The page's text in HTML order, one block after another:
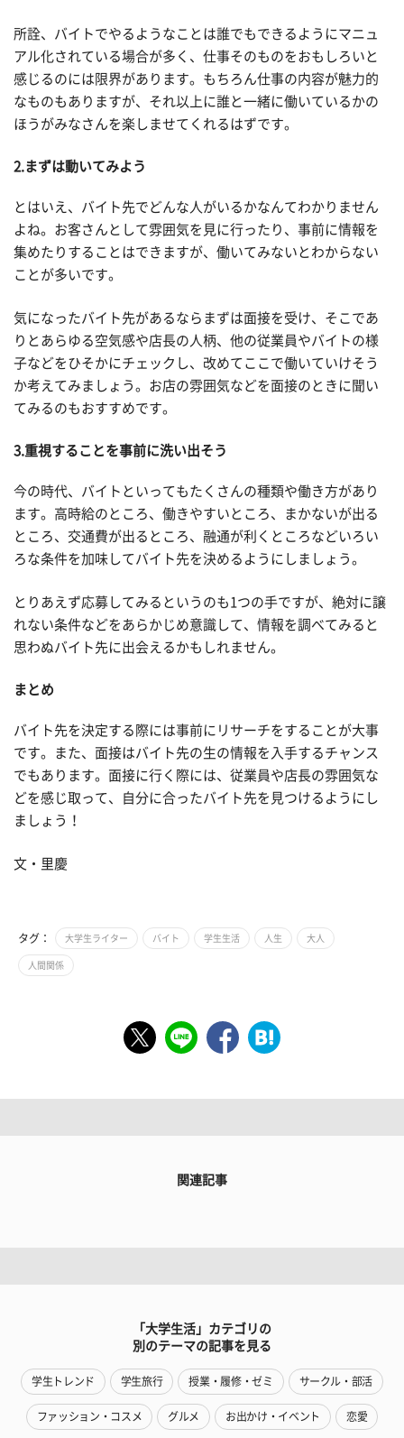
所詮、バイトでやるようなことは誰でもできるようにマニュ
アル化されている場合が多く、仕事そのものをおもしろいと
感じるのには限界があります。もちろん仕事の内容が魅力的
なものもありますが、それ以上に誰と一緒に働いているかの
ほうがみなさんを楽しませてくれるはずです。
2.まずは動いてみよう
とはいえ、バイト先でどんな人がいるかなんてわかりません
よね。お客さんとして雰囲気を見に行ったり、事前に情報を
集めたりすることはできますが、働いてみないとわからない
ことが多いです。
気になったバイト先があるならまずは面接を受け、そこであ
りとあらゆる空気感や店長の人柄、他の従業員やバイトの様
子などをひそかにチェックし、改めてここで働いていけそう
か考えてみましょう。お店の雰囲気などを面接のときに聞い
てみるのもおすすめです。
3.重視することを事前に洗い出そう
今の時代、バイトといってもたくさんの種類や働き方があり
ます。高時給のところ、働きやすいところ、まかないが出る
ところ、交通費が出るところ、融通が利くところなどいろい
ろな条件を加味してバイト先を決めるようにしましょう。
とりあえず応募してみるというのも1つの手ですが、絶対に譲
れない条件などをあらかじめ意識して、情報を調べてみると
思わぬバイト先に出会えるかもしれません。
まとめ
バイト先を決定する際には事前にリサーチをすることが大事
です。また、面接はバイト先の生の情報を入手するチャンス
でもあります。面接に行く際には、従業員や店長の雰囲気な
どを感じ取って、自分に合ったバイト先を見つけるようにし
ましょう！
文・里慶
タグ： 大学生ライター バイト 学生生活 人生 大人
人間関係
関連記事
「大学生活」カテゴリの
別のテーマの記事を見る
学生トレンド 学生旅行 授業・履修・ゼミ サークル・部活
ファッション・コスメ グルメ お出かけ・イベント 恋愛